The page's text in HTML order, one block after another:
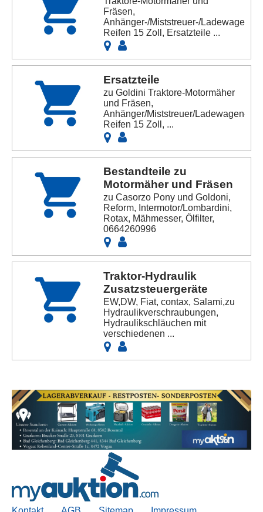
Fräsen,
Anhänger-/Miststreuer-/Ladewagen-/
Reifen 15 Zoll, Ersatzteile ...
Ersatzteile
zu Goldini Traktore-Motormäher
und Fräsen,
Anhänger/Miststreuer/Ladewagen-
Reifen 15 Zoll, ...
Bestandteile zu
Motormäher und Fräsen
zu Casorzo Pony und Goldoni,
Reform, Intermotor/Lombardini,
Rotax, Mähmesser, Ölfilter,
0664260996
Traktor-Hydraulik
Zusatzsteuergeräte
EW,DW, Fiat, contax, Salami,zu
Hydraulikverschraubungen,
Hydraulikschläuchen mit
verschiedenen ...